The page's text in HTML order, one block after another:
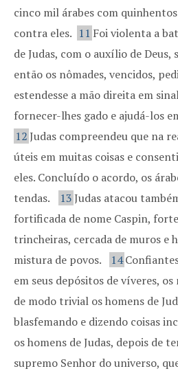
cinco mil árabes com
contra eles. 11 Foi violenta a
de Judas, com o auxílio de
então os nômades, vencidos,
estendesse a mão direita em
fornecer-lhes gado e ajudá-los
12Judas compreendeu que na
úteis em muitas coisas e
eles. Concluído o acordo, os
tendas.
13Judas atacou
fortificada de nome Caspin,
trincheiras, cercada de muros e
mistura de povos.
14
em seus depósitos de víveres,
de modo trivial os homens de
blasfemando e dizendo coisas
os homens de Judas, depois de
supremo Senhor do universo,